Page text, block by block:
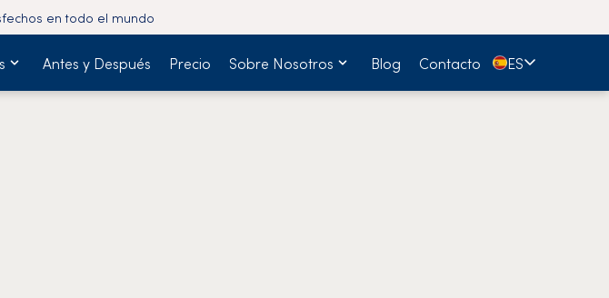
en todo el mundo
Antes y Después Precio Sobre Nosotros Blog Contacto 🇪🇸ES